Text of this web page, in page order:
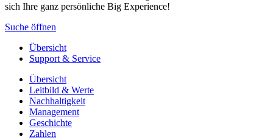
sich Ihre ganz persönliche Big Experience!
Suche öffnen
Übersicht
Support & Service
Übersicht
Leitbild & Werte
Nachhaltigkeit
Management
Geschichte
Zahlen